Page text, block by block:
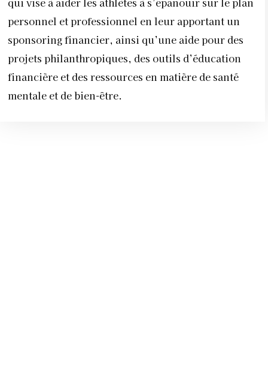
personnel et professionnel en leur apportant un
sponsoring financier, ainsi qu’une aide pour des
projets philanthropiques, des outils d’éducation
financière et des ressources en matière de santé
mentale et de bien-être.